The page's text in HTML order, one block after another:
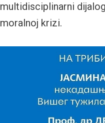
multidisciplinarni
moralnoj krizi.